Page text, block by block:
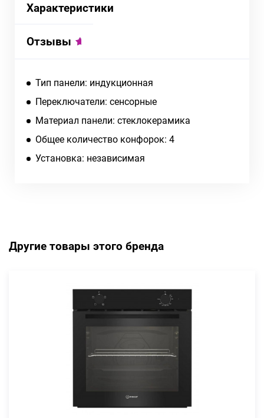
Характеристики
Отзывы
Тип панели: индукционная
Переключатели: сенсорные
Материал панели: стеклокерамика
Общее количество конфорок: 4
Установка: независимая
Другие товары этого бренда